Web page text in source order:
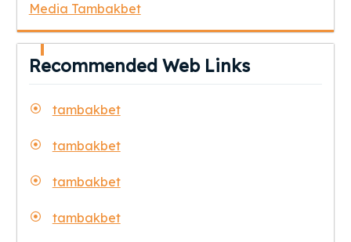
Media Tambakbet
Recommended Web Links
tambakbet
tambakbet
tambakbet
tambakbet